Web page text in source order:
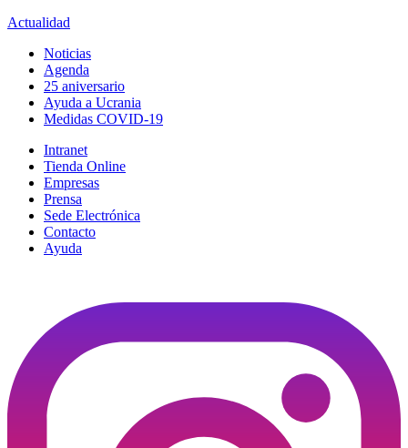
Actualidad
Noticias
Agenda
25 aniversario
Ayuda a Ucrania
Medidas COVID-19
Intranet
Tienda Online
Empresas
Prensa
Sede Electrónica
Contacto
Ayuda